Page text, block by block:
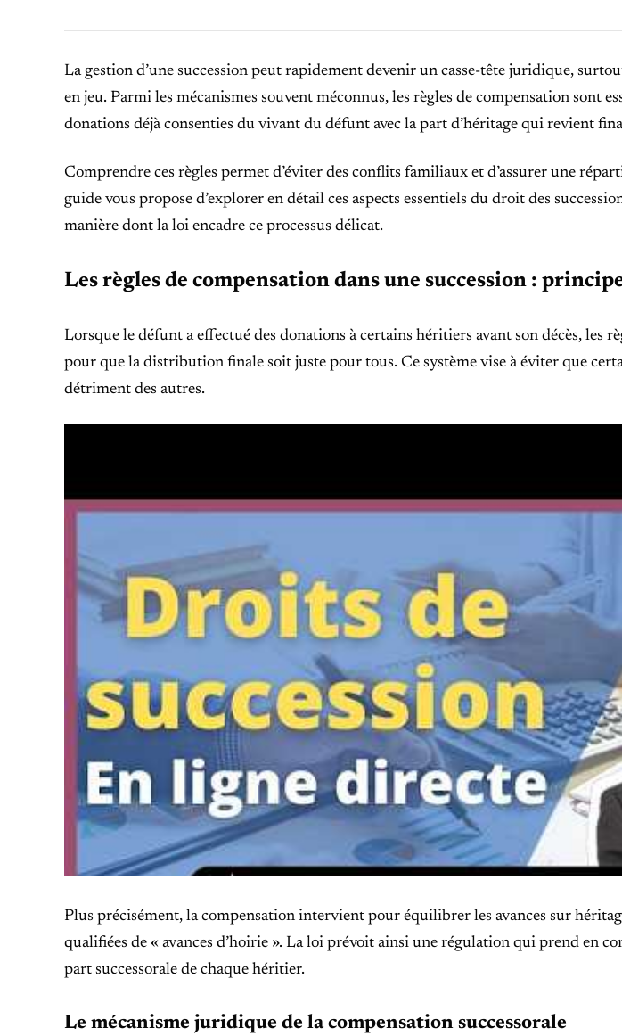
La gestion d’une succession peut rapidement devenir un casse-tête juridique,
en jeu. Parmi les mécanismes souvent méconnus, les règles de compensation sont
donations déjà consenties du vivant du défunt avec la part d’héritage qui revient
Comprendre ces règles permet d’éviter des conflits familiaux et d’assurer une
guide vous propose d’explorer en détail ces aspects essentiels du droit des
manière dont la loi encadre ce processus délicat.
Les règles de compensation dans une succession :
Lorsque le défunt a effectué des donations à certains héritiers avant son décès, les
pour que la distribution finale soit juste pour tous. Ce système vise à éviter que
détriment des autres.
Plus précisément, la compensation intervient pour équilibrer les avances sur
qualifiées de « avances d’hoirie ». La loi prévoit ainsi une régulation qui prend en
part successorale de chaque héritier.
Le mécanisme juridique de la compensation successorale